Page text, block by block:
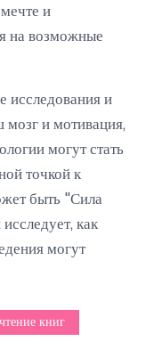
и
на возможные
исследования и
мозг и мотивация,
могут стать
точкой к
быть "Сила
как
могут
чтение книг